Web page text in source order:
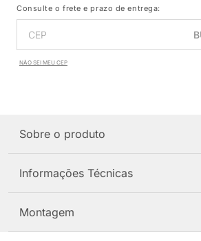
Consulte o frete e prazo de entrega:
NÃO SEI MEU CEP
Sobre o produto
Informações Técnicas
Montagem